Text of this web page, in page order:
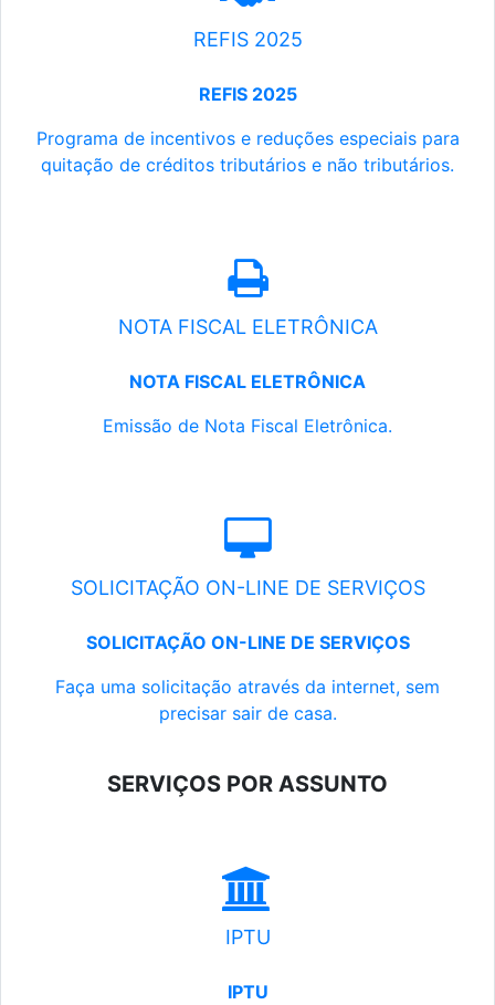
REFIS 2025
REFIS 2025
Programa de incentivos e reduções especiais para
quitação de créditos tributários e não tributários.
NOTA FISCAL ELETRÔNICA
NOTA FISCAL ELETRÔNICA
Emissão de Nota Fiscal Eletrônica.
SOLICITAÇÃO ON-LINE DE SERVIÇOS
SOLICITAÇÃO ON-LINE DE SERVIÇOS
Faça uma solicitação através da internet, sem
precisar sair de casa.
SERVIÇOS POR ASSUNTO
IPTU
IPTU